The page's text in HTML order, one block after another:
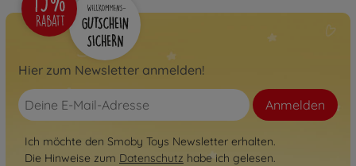
Hier zum Newsletter anmelden!
Anmelden
Ich möchte den Smoby Toys Newsletter erhalten.
Die Hinweise zum Datenschutz habe ich gelesen.